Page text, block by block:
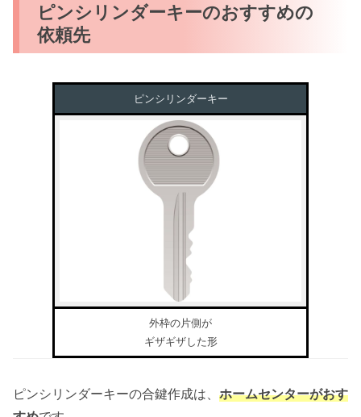
ピンシリンダーキーのおすすめの
依頼先
ピンシリンダーキー
外枠の片側が
ギザギザした形
ピンシリンダーキーの合鍵作成は、 ホームセンターがおす